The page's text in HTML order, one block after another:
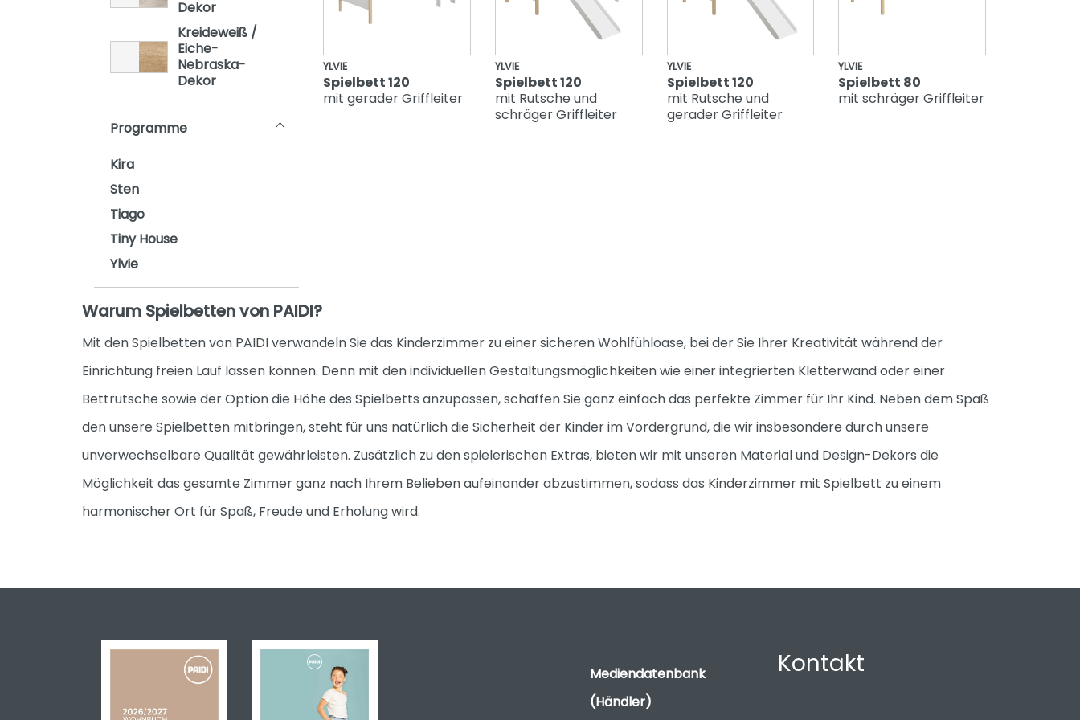
Remo
Sten
Stiene
Yolanda
Dekor
Kreideweiß /
Eiche-
Nebraska-
Dekor
Programme
Kira
Sten
Tiago
Tiny House
Ylvie
YLVIE
Spielbett 120
mit gerader Griffleiter
YLVIE
Spielbett 120
mit Rutsche und
schräger Griffleiter
YLVIE
Spielbett 120
mit Rutsche und
gerader Griffleiter
YLVIE
Spielbett 80
mit schräger Griffleiter
Warum Spielbetten von PAIDI?
Mit den Spielbetten von PAIDI verwandeln Sie das Kinderzimmer zu einer sicheren Wohlfühloase, bei der Sie Ihrer Kreativität während der
Einrichtung freien Lauf lassen können. Denn mit den individuellen Gestaltungsmöglichkeiten wie einer integrierten Kletterwand oder einer
Bettrutsche sowie der Option die Höhe des Spielbetts anzupassen, schaffen Sie ganz einfach das perfekte Zimmer für Ihr Kind. Neben dem Spaß
den unsere Spielbetten mitbringen, steht für uns natürlich die Sicherheit der Kinder im Vordergrund, die wir insbesondere durch unsere
unverwechselbare Qualität gewährleisten. Zusätzlich zu den spielerischen Extras, bieten wir mit unseren Material und Design-Dekors die
Möglichkeit das gesamte Zimmer ganz nach Ihrem Belieben aufeinander abzustimmen, sodass das Kinderzimmer mit Spielbett zu einem
harmonischer Ort für Spaß, Freude und Erholung wird.
Mediendatenbank
(Händler)
Kontakt